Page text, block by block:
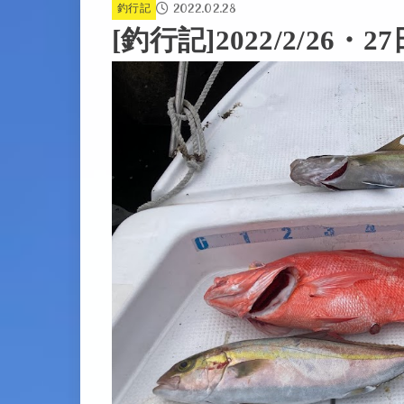
釣行記 2022.02.28
[釣行記]2022/2/26・27